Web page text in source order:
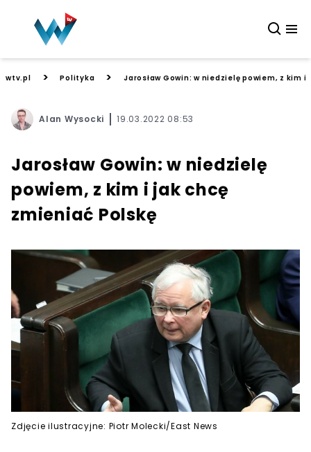
wtv.pl > Polityka > Jarosław Gowin: w niedzielę powiem, z kim
Alan Wysocki 19.03.2022 08:53
Jarosław Gowin: w niedzielę
powiem, z kim i jak chcę
zmieniać Polskę
Zdjęcie ilustracyjne: Piotr Molecki/East News